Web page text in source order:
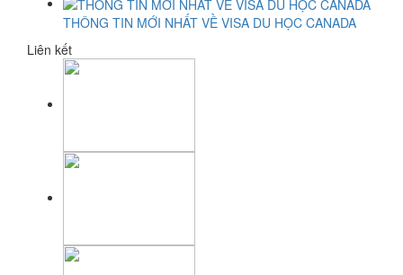
THÔNG TIN MỚI NHẤT VỀ VISA DU HỌC CANADA
Liên kết